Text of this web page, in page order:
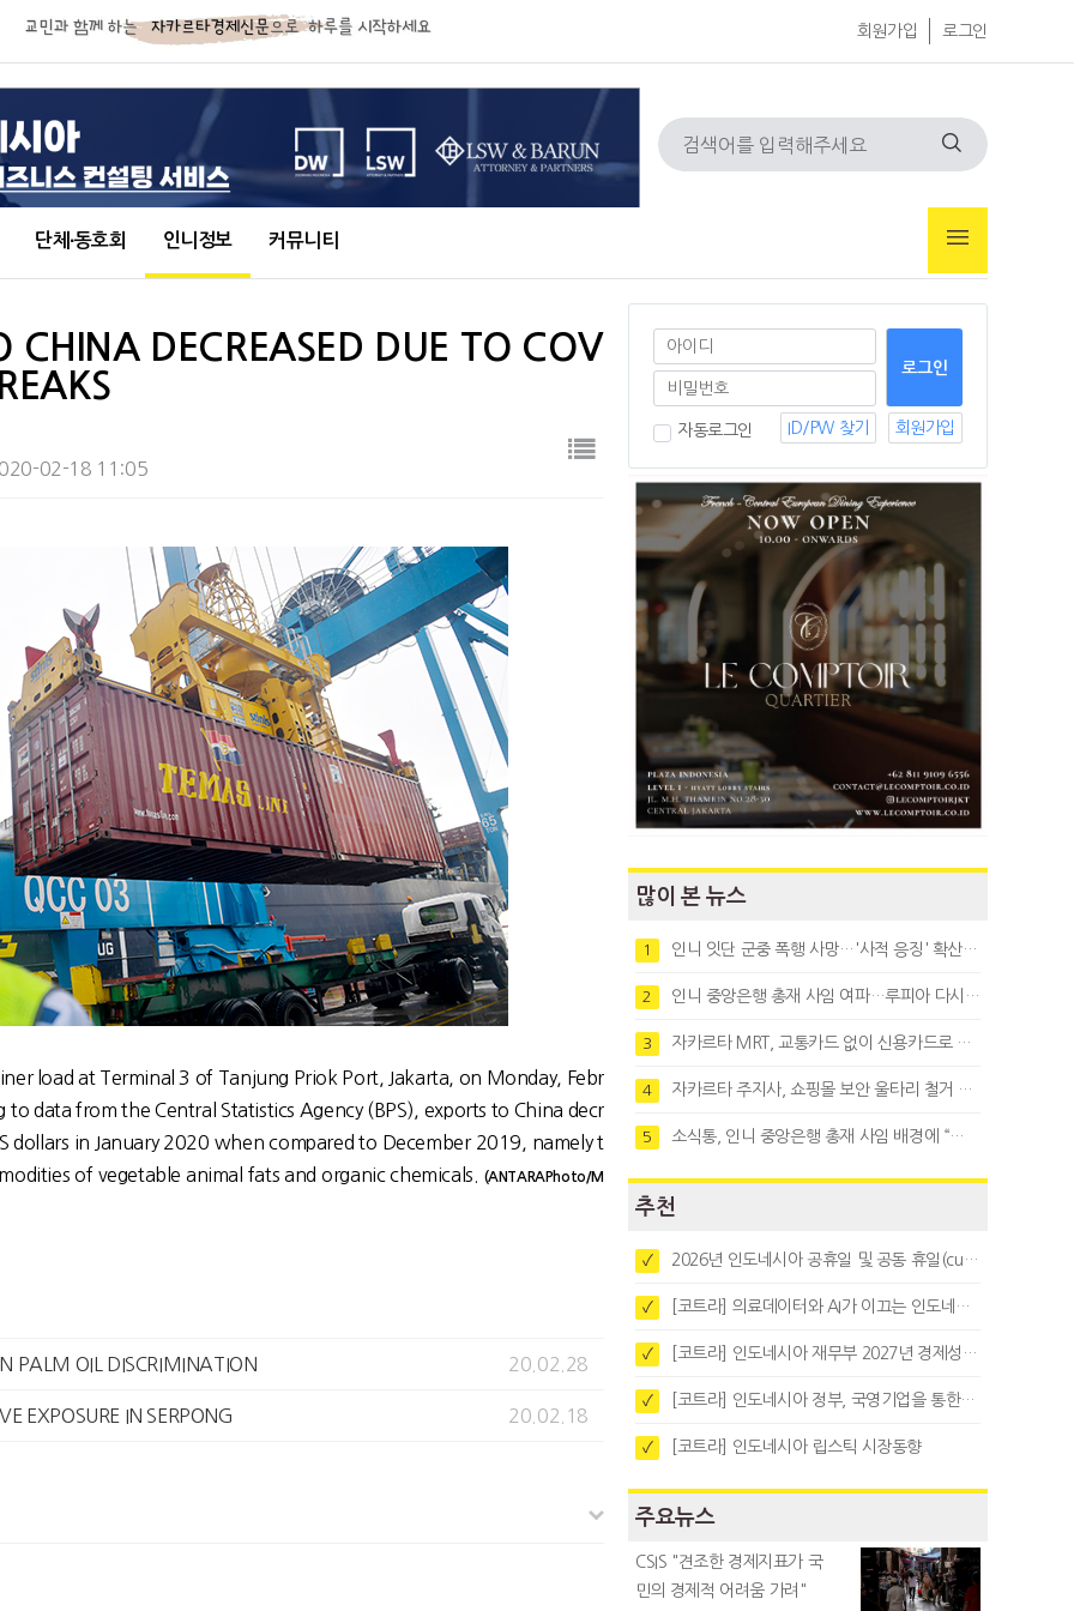
회원가입 로그인
단체∙동호회 인니정보 커뮤니티
CHINA DECREASED DUE TO COV
02-18 11:05
load at Terminal 3 of Tanjung Priok Port, Jakarta, on Monday, Febr
data from the Central Statistics Agency (BPS), exports to China decr
dollars in January 2020 when compared to December 2019, namely t
of vegetable animal fats and organic chemicals.
(ANTARAPhoto/M
PALM OIL DISCRIMINATION 20.02.28
EXPOSURE IN SERPONG 20.02.18
자동로그인 ID/PW 찾기 회원가입
많이 본 뉴스
1 인니 잇단 군중 폭행 사망…'사적 응징' 확산에 법치 우려
2 인니 중앙은행 총재 사임 여파…루피아 다시 1만8천대로 약세
3 자카르타 MRT, 교통카드 없이 신용카드로 바로 탄다
4 자카르타 주지사, 쇼핑몰 보안 울타리 철거 요청…"치안 문제없다"
5 소식통, 인니 중앙은행 총재 사임 배경에 “정부와 정책 갈등"
추천
✓ 2026년 인도네시아 공휴일 및 공동 휴일(cuti bersama)
✓ [코트라] 의료데이터와 AI가 이끄는 인도네시아 디지털 헬스케어 시장 트렌드
✓ [코트라] 인도네시아 재무부 2027년 경제성장 전망 및 목표 발표
✓ [코트라] 인도네시아 정부, 국영기업을 통한 석탄·팜유·합금철 수출 중앙집중화 추진
✓ [코트라] 인도네시아 립스틱 시장동향
주요뉴스
CSIS "견조한 경제지표가 국
민의 경제적 어려움 가려"